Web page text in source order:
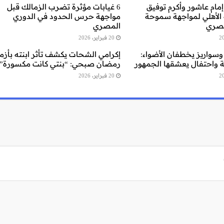
عاشور وأكرم توفيق
الأهلي لمواجهة سموحة
6 غيابات مؤثرة تضرب الزمالك قبل
مواجهة حرس الحدود في الدوري
المصري
20 فبراير، 2026
يخطفان الأضواء:
يعشقها الجمهور
إكرامي الشحات يكشف تأثر ابنته
رمضان صبحي: “بنتي كانت
20 فبراير، 2026